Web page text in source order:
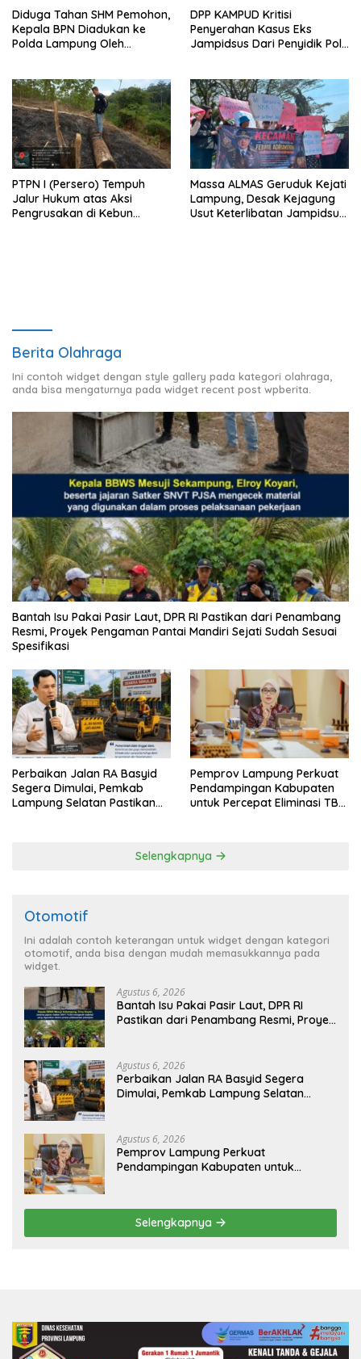
Diduga Tahan SHM Pemohon,
Kepala BPN Diadukan ke
Polda Lampung Oleh
DPP KAMPUD Kritisi
Penyerahan Kasus Eks
Jampidsus Dari Penyidik Polri
PTPN I (Persero) Tempuh
Jalur Hukum atas Aksi
Pengrusakan di Kebun
Massa ALMAS Geruduk Kejati
Lampung, Desak Kejagung
Usut Keterlibatan Jampidsus
Berita Olahraga
Ini contoh widget dengan style gallery pada kategori olahraga,
anda bisa mengaturnya pada widget recent post wpberita.
Bantah Isu Pakai Pasir Laut, DPR RI Pastikan dari Penambang
Resmi, Proyek Pengaman Pantai Mandiri Sejati Sudah Sesuai
Spesifikasi
Perbaikan Jalan RA Basyid
Segera Dimulai, Pemkab
Lampung Selatan Pastikan
Pemprov Lampung Perkuat
Pendampingan Kabupaten
untuk Percepat Eliminasi TBC
Selengkapnya
Otomotif
Ini adalah contoh keterangan untuk widget dengan kategori
otomotif, anda bisa dengan mudah memasukkannya pada
widget.
Agustus 6, 2026
Bantah Isu Pakai Pasir Laut, DPR RI
Pastikan dari Penambang Resmi, Proyek
Agustus 6, 2026
Perbaikan Jalan RA Basyid Segera
Dimulai, Pemkab Lampung Selatan
Agustus 6, 2026
Pemprov Lampung Perkuat
Pendampingan Kabupaten untuk
Selengkapnya